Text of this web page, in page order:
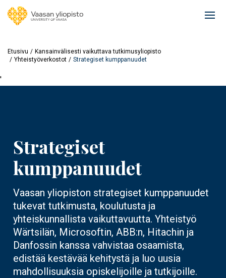
Etusivu
Kansainvälisesti vaikuttava tutkimusyliopisto
Yhteistyöverkostot
Strategiset kumppanuudet
'
Strategiset
kumppanuudet
Vaasan yliopiston strategiset kumppanuudet
tukevat tutkimusta, koulutusta ja
yhteiskunnallista vaikuttavuutta. Yhteistyö
Wärtsilän, Microsoftin, ABB:n, Hitachin ja
Danfossin kanssa vahvistaa osaamista,
edistää kestävää kehitystä ja luo uusia
mahdollisuuksia opiskelijoille ja tutkijoille.